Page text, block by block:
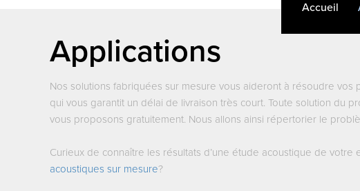
Accueil
Applications
Nos solutions fabriquées sur mesure vous aideront à résoudre
qui vous garantit un délai de livraison très court. Toute solution du
vous proposons gratuitement. Nous allons ainsi répertorier le
Curieux de connaître les résultats d’une étude acoustique de
acoustiques sur mesure?